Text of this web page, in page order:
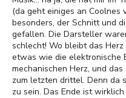
(da geht einiges an Coolnes
besonders, der Schnitt und
gefallen. Die Darsteller
schlecht! Wo bleibt das
etwas wie die elektronische
mechanischen Herz, und
zum letzten drittel. Denn da
zu sein. Das Ende ist